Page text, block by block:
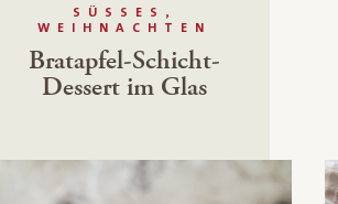
SÜSSES, W
EIHNACHTEN
Bratapfel-Schicht-
Dessert im Glas